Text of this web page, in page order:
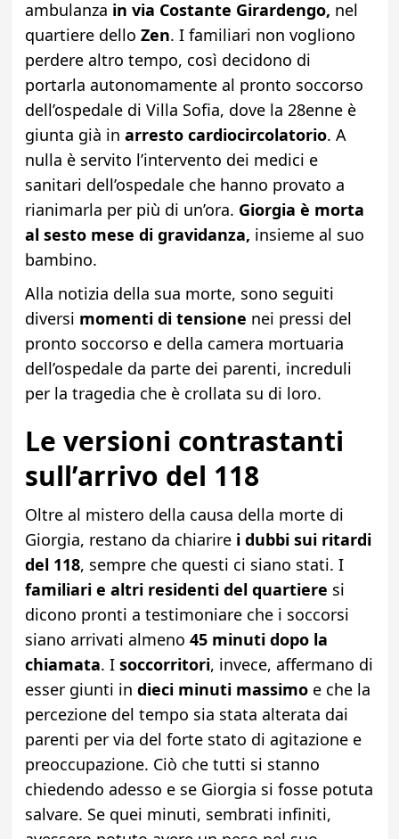
ambulanza in via Costante Girardengo, nel
quartiere dello Zen. I familiari non vogliono
perdere altro tempo, così decidono di
portarla autonomamente al pronto soccorso
dell’ospedale di Villa Sofia, dove la 28enne è
giunta già in arresto cardiocircolatorio. A
nulla è servito l’intervento dei medici e
sanitari dell’ospedale che hanno provato a
rianimarla per più di un’ora. Giorgia è morta
al sesto mese di gravidanza, insieme al suo
bambino.
Alla notizia della sua morte, sono seguiti
diversi momenti di tensione nei pressi del
pronto soccorso e della camera mortuaria
dell’ospedale da parte dei parenti, increduli
per la tragedia che è crollata su di loro.
Le versioni contrastanti
sull’arrivo del 118
Oltre al mistero della causa della morte di
Giorgia, restano da chiarirei dubbi sui ritardi
del 118, sempre che questi ci siano stati. I
familiari e altri residenti del quartiere si
dicono pronti a testimoniare che i soccorsi
siano arrivati almeno 45 minuti dopo la
chiamata. I soccorritori, invece, affermano di
esser giunti in dieci minuti massimoe che la
percezione del tempo sia stata alterata dai
parenti per via del forte stato di agitazione e
preoccupazione. Ciò che tutti si stanno
chiedendo adesso e se Giorgia si fosse potuta
salvare. Se quei minuti, sembrati infiniti,